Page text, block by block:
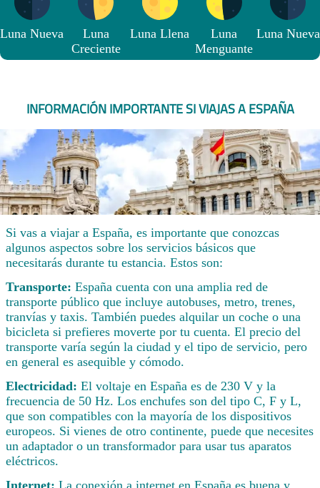
Luna Nueva
Luna
Creciente
Luna Llena
Luna
Menguante
Luna Nueva
INFORMACIÓN IMPORTANTE SI VIAJAS A ESPAÑA
Si vas a viajar a España, es importante que conozcas
algunos aspectos sobre los servicios básicos que
necesitarás durante tu estancia. Estos son:
Transporte: España cuenta con una amplia red de
transporte público que incluye autobuses, metro, trenes,
tranvías y taxis. También puedes alquilar un coche o una
bicicleta si prefieres moverte por tu cuenta. El precio del
transporte varía según la ciudad y el tipo de servicio, pero
en general es asequible y cómodo.
Electricidad: El voltaje en España es de 230 V y la
frecuencia de 50 Hz. Los enchufes son del tipo C, F y L,
que son compatibles con la mayoría de los dispositivos
europeos. Si vienes de otro continente, puede que necesites
un adaptador o un transformador para usar tus aparatos
eléctricos.
Internet: La conexión a internet en España es buena y